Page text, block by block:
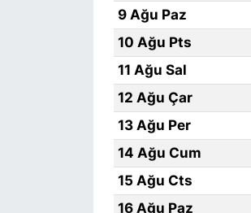
9 Ağu Paz
10 Ağu Pts
11 Ağu Sal
12 Ağu Çar
13 Ağu Per
14 Ağu Cum
15 Ağu Cts
16 Ağu Paz